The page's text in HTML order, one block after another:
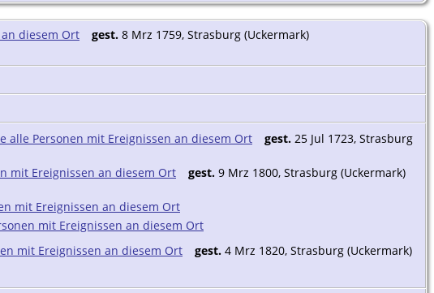
gest. 8 Mrz 1759, Strasburg (Uckermark)
gest. 25 Jul 1723, Strasburg
gest. 9 Mrz 1800, Strasburg (Uckermark)
gest. 4 Mrz 1820, Strasburg (Uckermark)